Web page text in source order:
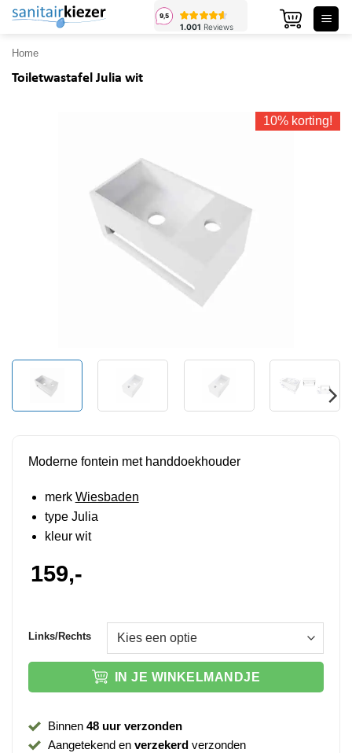
Ga
inhoud
Home
Toiletwastafel Julia wit
10% korting!
Moderne fontein met handdoekhouder
merk Wiesbaden
type Julia
kleur wit
159,-
Links/Rechts
IN JE WINKELMANDJE
Binnen 48 uur verzonden
Aangetekend en verzekerdverzonden